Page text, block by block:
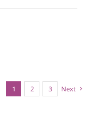
1 2 3 Next